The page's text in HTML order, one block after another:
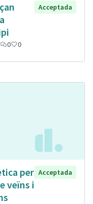
Acceptada
0 0
per
veïns i
Acceptada